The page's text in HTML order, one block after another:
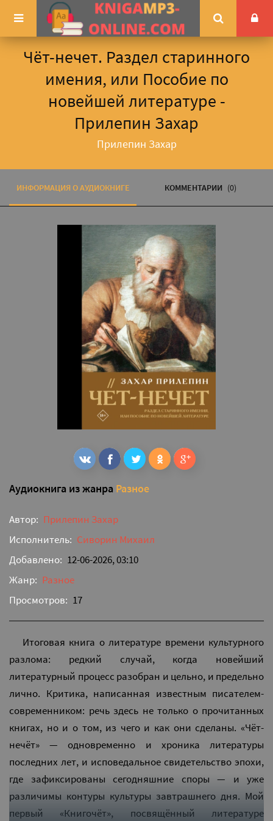
Чёт-нечет. Раздел старинного
имения, или Пособие по
новейшей литературе -
Прилепин Захар
Прилепин Захар
ИНФОРМАЦИЯ О АУДИОКНИГЕ КОММЕНТАРИИ (0)
Аудиокнига из жанра Разное
Автор: Прилепин Захар
Исполнитель: Сиворин Михаил
Добавлено: 12-06-2026, 03:10
Жанр: Разное
Просмотров: 17
Итоговая книга о литературе времени культурного
разлома: редкий случай, когда новейший
литературный процесс разобран и цельно, и предельно
лично. Критика, написанная известным писателем-
современником: речь здесь не только о прочитанных
книгах, но и о том, из чего и как они сделаны. «Чёт-
нечёт» — одновременно и хроника литературы
последних лет, и исповедальное свидетельство эпохи,
где зафиксированы сегодняшние споры — и уже
различимы контуры культуры завтрашнего дня. Мой
первый «Книгочёт», посвящённый литературе